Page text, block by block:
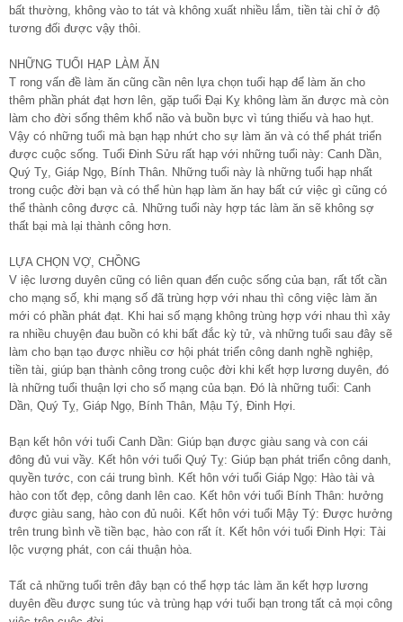
bất thường, không vào to tát và không xuất nhiều lắm, tiền tài chỉ ở độ
tương đối được vậy thôi.
NHỮNG TUỔI HẠP LÀM ĂN
T rong vấn đề làm ăn cũng cần nên lựa chọn tuổi hạp để làm ăn cho
thêm phần phát đạt hơn lên, gặp tuổi Đại Kỵ không làm ăn được mà còn
làm cho đời sống thêm khổ não và buồn bực vì túng thiếu và hao hụt.
Vậy có những tuổi mà bạn hạp nhứt cho sự làm ăn và có thể phát triển
được cuộc sống. Tuổi Đinh Sửu rất hạp với những tuổi này: Canh Dần,
Quý Tỵ, Giáp Ngọ, Bính Thân. Những tuổi này là những tuổi hạp nhất
trong cuộc đời bạn và có thể hùn hạp làm ăn hay bất cứ việc gì cũng có
thể thành công được cả. Những tuổi này hợp tác làm ăn sẽ không sợ
thất bại mà lại thành công hơn.
LỰA CHỌN VỢ, CHỒNG
V iệc lương duyên cũng có liên quan đến cuộc sống của bạn, rất tốt cần
cho mạng số, khi mạng số đã trùng hợp với nhau thì công việc làm ăn
mới có phần phát đạt. Khi hai số mạng không trùng hợp với nhau thì xảy
ra nhiều chuyện đau buồn có khi bất đắc kỳ tử, và những tuổi sau đây sẽ
làm cho bạn tạo được nhiều cơ hội phát triển công danh nghề nghiệp,
tiền tài, giúp bạn thành công trong cuộc đời khi kết hợp lương duyên, đó
là những tuổi thuận lợi cho số mạng của bạn. Đó là những tuổi: Canh
Dần, Quý Tỵ, Giáp Ngọ, Bính Thân, Mậu Tý, Đinh Hợi.
Bạn kết hôn với tuổi Canh Dần: Giúp bạn được giàu sang và con cái
đông đủ vui vầy. Kết hôn với tuổi Quý Tỵ: Giúp bạn phát triển công danh,
quyền tước, con cái trung bình. Kết hôn với tuổi Giáp Ngọ: Hào tài và
hào con tốt đẹp, công danh lên cao. Kết hôn với tuổi Bính Thân: hưởng
được giàu sang, hào con đủ nuôi. Kết hôn với tuổi Mậy Tý: Được hưởng
trên trung bình về tiền bạc, hào con rất ít. Kết hôn với tuổi Đinh Hợi: Tài
lộc vượng phát, con cái thuận hòa.
Tất cả những tuổi trên đây bạn có thể hợp tác làm ăn kết hợp lương
duyên đều được sung túc và trùng hạp với tuổi bạn trong tất cả mọi công